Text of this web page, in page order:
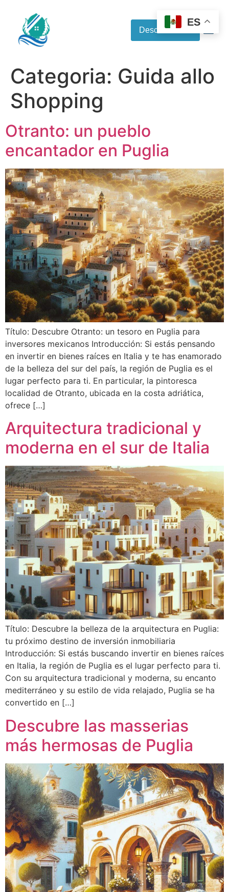
Descubre más
Categoria: Guida allo
Shopping
Otranto: un pueblo
encantador en Puglia
Título: Descubre Otranto: un tesoro en Puglia para
inversores mexicanos Introducción: Si estás pensando
en invertir en bienes raíces en Italia y te has enamorado
de la belleza del sur del país, la región de Puglia es el
lugar perfecto para ti. En particular, la pintoresca
localidad de Otranto, ubicada en la costa adriática,
ofrece […]
Arquitectura tradicional y
moderna en el sur de Italia
Título: Descubre la belleza de la arquitectura en Puglia:
tu próximo destino de inversión inmobiliaria
Introducción: Si estás buscando invertir en bienes raíces
en Italia, la región de Puglia es el lugar perfecto para ti.
Con su arquitectura tradicional y moderna, su encanto
mediterráneo y su estilo de vida relajado, Puglia se ha
convertido en […]
Descubre las masserias
más hermosas de Puglia
ES